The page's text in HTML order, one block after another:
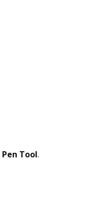
Pen Tool.